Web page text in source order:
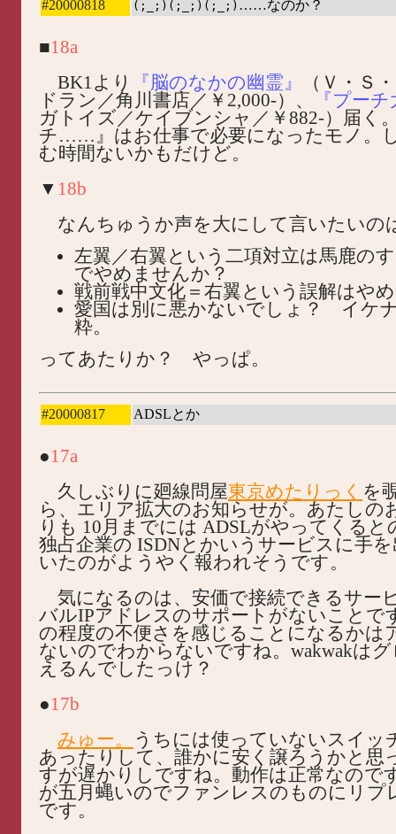
#20000818 (;_;) (;_;) (;_;) ……なのか？
■18a
BK1より
『脳のなかの幽霊』
（Ｖ・Ｓ
ドラン／角川書店／￥2,000-）、
『プー
ガトイズ／ケイブンシャ／￥882-）届く
チ……』はお仕事で必要になったモノ。
む時間ないかもだけど。
▼ 18b
なんちゅうか声を大にして言いたいの
左翼／右翼という二項対立は馬鹿の
でやめませんか？
戦前戦中文化＝右翼という誤解はや
愛国は別に悪かないでしょ？ イケ
粋。
ってあたりか？ やっぱ。
#20000817 ADSLとか
●17a
久しぶりに廻線問屋東京めたりっく を
ら、エリア拡大のお知らせが。あたしの
りも 10月までには ADSLがやってくると
独占企業の ISDNとかいうサービスに手
いたのがようやく報われそうです。
気になるのは、安価で接続できるサー
バルIPアドレスのサポートがないことで
の程度の不便さを感じることになるかは
ないのでわからないですね。wakwakは
えるんでしたっけ？
●17b
みゅー。
うちには使っていないスイッ
あったりして、誰かに安く譲ろうかと思
すが遅かりしですね。動作は正常なので
が五月蝿いのでファンレスのものにリプ
です。